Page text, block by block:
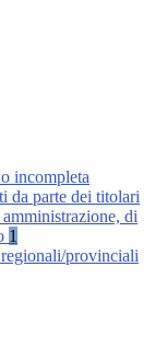
incompleta
da parte dei titolari
di
1
provinciali